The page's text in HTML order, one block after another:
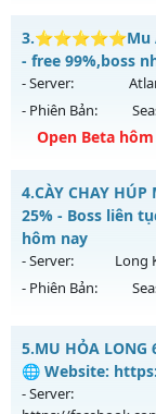
Thể loại: Mu
Antihack: Anti 8x
LỤC ĐỊA MU
Mu mới ra tháng
ngày 02/08/2626
Exp: 5555x - Drop:
Kiểu reset: Reset
Thể loại: Mu
Antihack: SPK
3.⭐⭐⭐⭐⭐Mu
- free 99%,boss
- Server:
- Phiên Bản:
Open Beta
⭐⭐⭐⭐⭐Mu
Mu mới ra tháng
ngày 08/08/2626
Exp: 500x - Drop:
Thể loại: Mu
Antihack: chống
4.CÀY CHAY
25% - Boss liên
hôm nay
- Server: Long
- Phiên Bản:
CÀY CHAY HÚP
là mê , Open
Mu mới ra tháng
5.MU HỎA LONG
🌐 Website:
- Server: